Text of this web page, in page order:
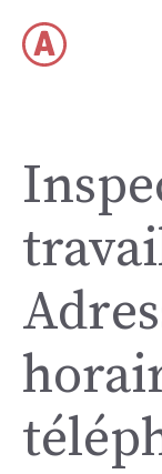
contenu